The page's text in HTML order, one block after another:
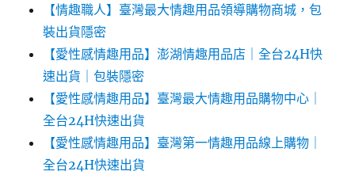
【情趣職人】臺灣最大情趣用品領導購物商城，包
裝出貨隱密
【愛性感情趣用品】澎湖情趣用品店｜全台24H快
速出貨｜包裝隱密
【愛性感情趣用品】臺灣最大情趣用品購物中心｜
全台24H快速出貨
【愛性感情趣用品】臺灣第一情趣用品線上購物｜
全台24H快速出貨